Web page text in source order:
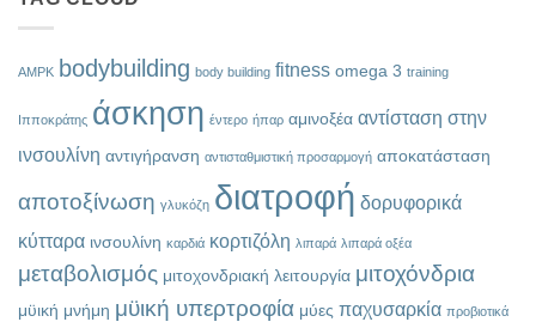
AMPK bodybuilding body building fitness omega 3 training
Ιπποκράτης άσκηση έντερο ήπαρ αμινοξέα αντίσταση στην
ινσουλίνη αντιγήρανση αντισταθμιστική προσαρμογή αποκατάσταση
αποτοξίνωση γλυκόζη διατροφή δορυφορικά
κύτταρα ινσουλίνη καρδιά κορτιζόλη λιπαρά λιπαρά οξέα
μεταβολισμός μιτοχονδριακή λειτουργία μιτοχόνδρια
μϋική μνήμη μϋική υπερτροφία μύες παχυσαρκία προβιοτικά